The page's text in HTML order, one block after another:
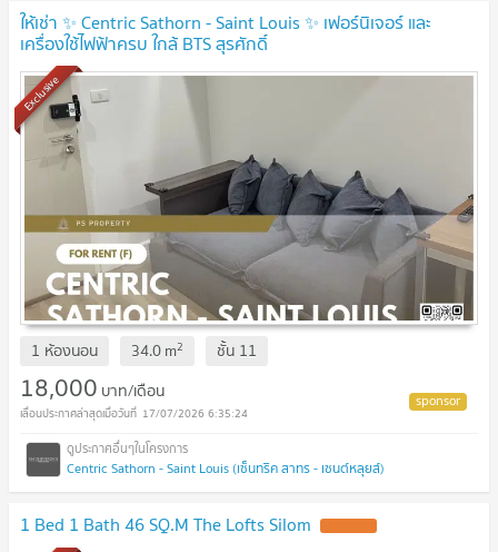
ให้เช่า ✨ Centric Sathorn - Saint Louis ✨ เฟอร์นิเจอร์ และ
เครื่องใช้ไฟฟ้าครบ ใกล้ BTS สุรศักดิ์
Exclusive
1 ห้องนอน 34.0m2 ชั้น 11
18,000 บาท/เดือน
17/07/2026 6:35:24
Centric Sathorn - Saint Louis (เซ็นทริค สาทร - เซนต์หลุยส์)
1 Bed 1 Bath 46 SQ.M The Lofts Silom